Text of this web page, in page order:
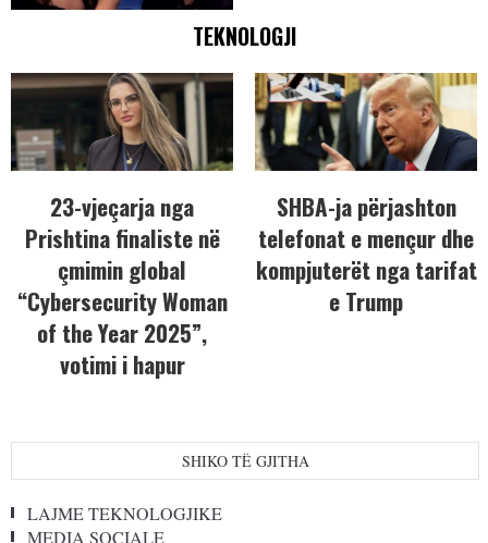
TEKNOLOGJI
23-vjeçarja nga
Prishtina finaliste në
çmimin global
“Cybersecurity Woman
of the Year 2025”,
votimi i hapur
SHBA-ja përjashton
telefonat e mençur dhe
kompjuterët nga tarifat
e Trump
SHIKO TË GJITHA
LAJME TEKNOLOGJIKE
MEDIA SOCIALE